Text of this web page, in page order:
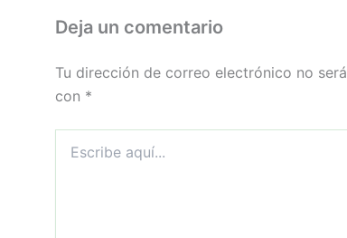
Deja un comentario
Tu dirección de correo electrónico no
con *
aquí...